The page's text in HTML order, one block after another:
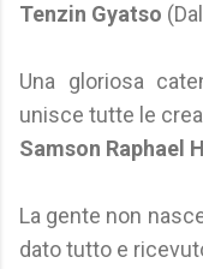
Tenzin Gyatso
Una gloriosa
unisce tutte le
Samson Raphael
La gente non
dato tutto e